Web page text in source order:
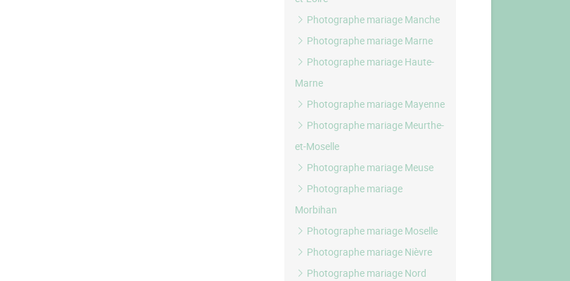
Photographe mariage Manche
Photographe mariage Marne
Photographe mariage Haute-
Marne
Photographe mariage Mayenne
Photographe mariage Meurthe-
et-Moselle
Photographe mariage Meuse
Photographe mariage
Morbihan
Photographe mariage Moselle
Photographe mariage Nièvre
Photographe mariage Nord